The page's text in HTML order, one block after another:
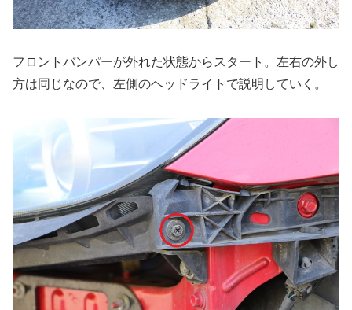
フロントバンパーが外れた状態からスタート。左右の外し
方は同じなので、左側のヘッドライトで説明していく。